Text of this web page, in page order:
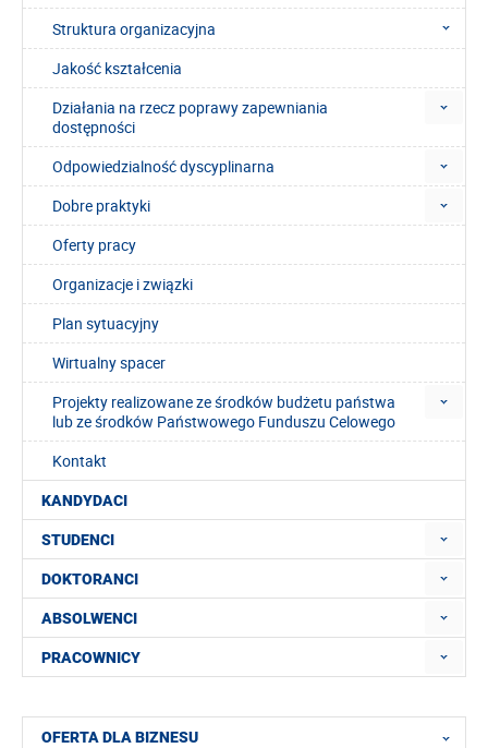
Struktura organizacyjna
Jakość kształcenia
Działania na rzecz poprawy zapewniania
dostępności
Odpowiedzialność dyscyplinarna
Dobre praktyki
Oferty pracy
Organizacje i związki
Plan sytuacyjny
Wirtualny spacer
Projekty realizowane ze środków budżetu państwa
lub ze środków Państwowego Funduszu Celowego
Kontakt
KANDYDACI
STUDENCI
DOKTORANCI
ABSOLWENCI
PRACOWNICY
OFERTA DLA BIZNESU